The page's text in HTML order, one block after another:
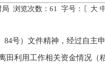
浏览次数： 61 字号：〖 大
号）文件精神，经过自主
利用工作相关资金情况（